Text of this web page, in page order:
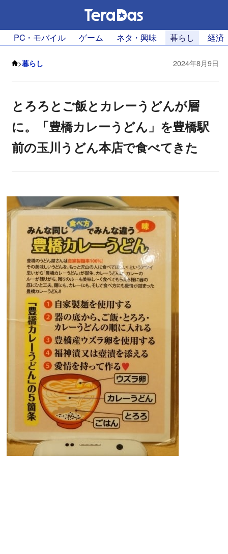
PC・モバイル ゲーム ネタ・興味 暮らし 経済
>暮らし 2024年8月9日
とろろとご飯とカレーうどんが層
に。「豊橋カレーうどん」を豊橋駅
前の玉川うどん本店で食べてきた